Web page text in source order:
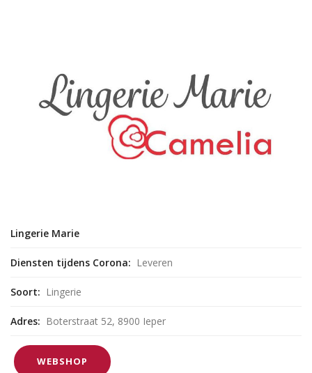
Lingerie Marie
Diensten tijdens Corona: Leveren
Soort: Lingerie
Adres: Boterstraat 52, 8900 Ieper
WEBSHOP